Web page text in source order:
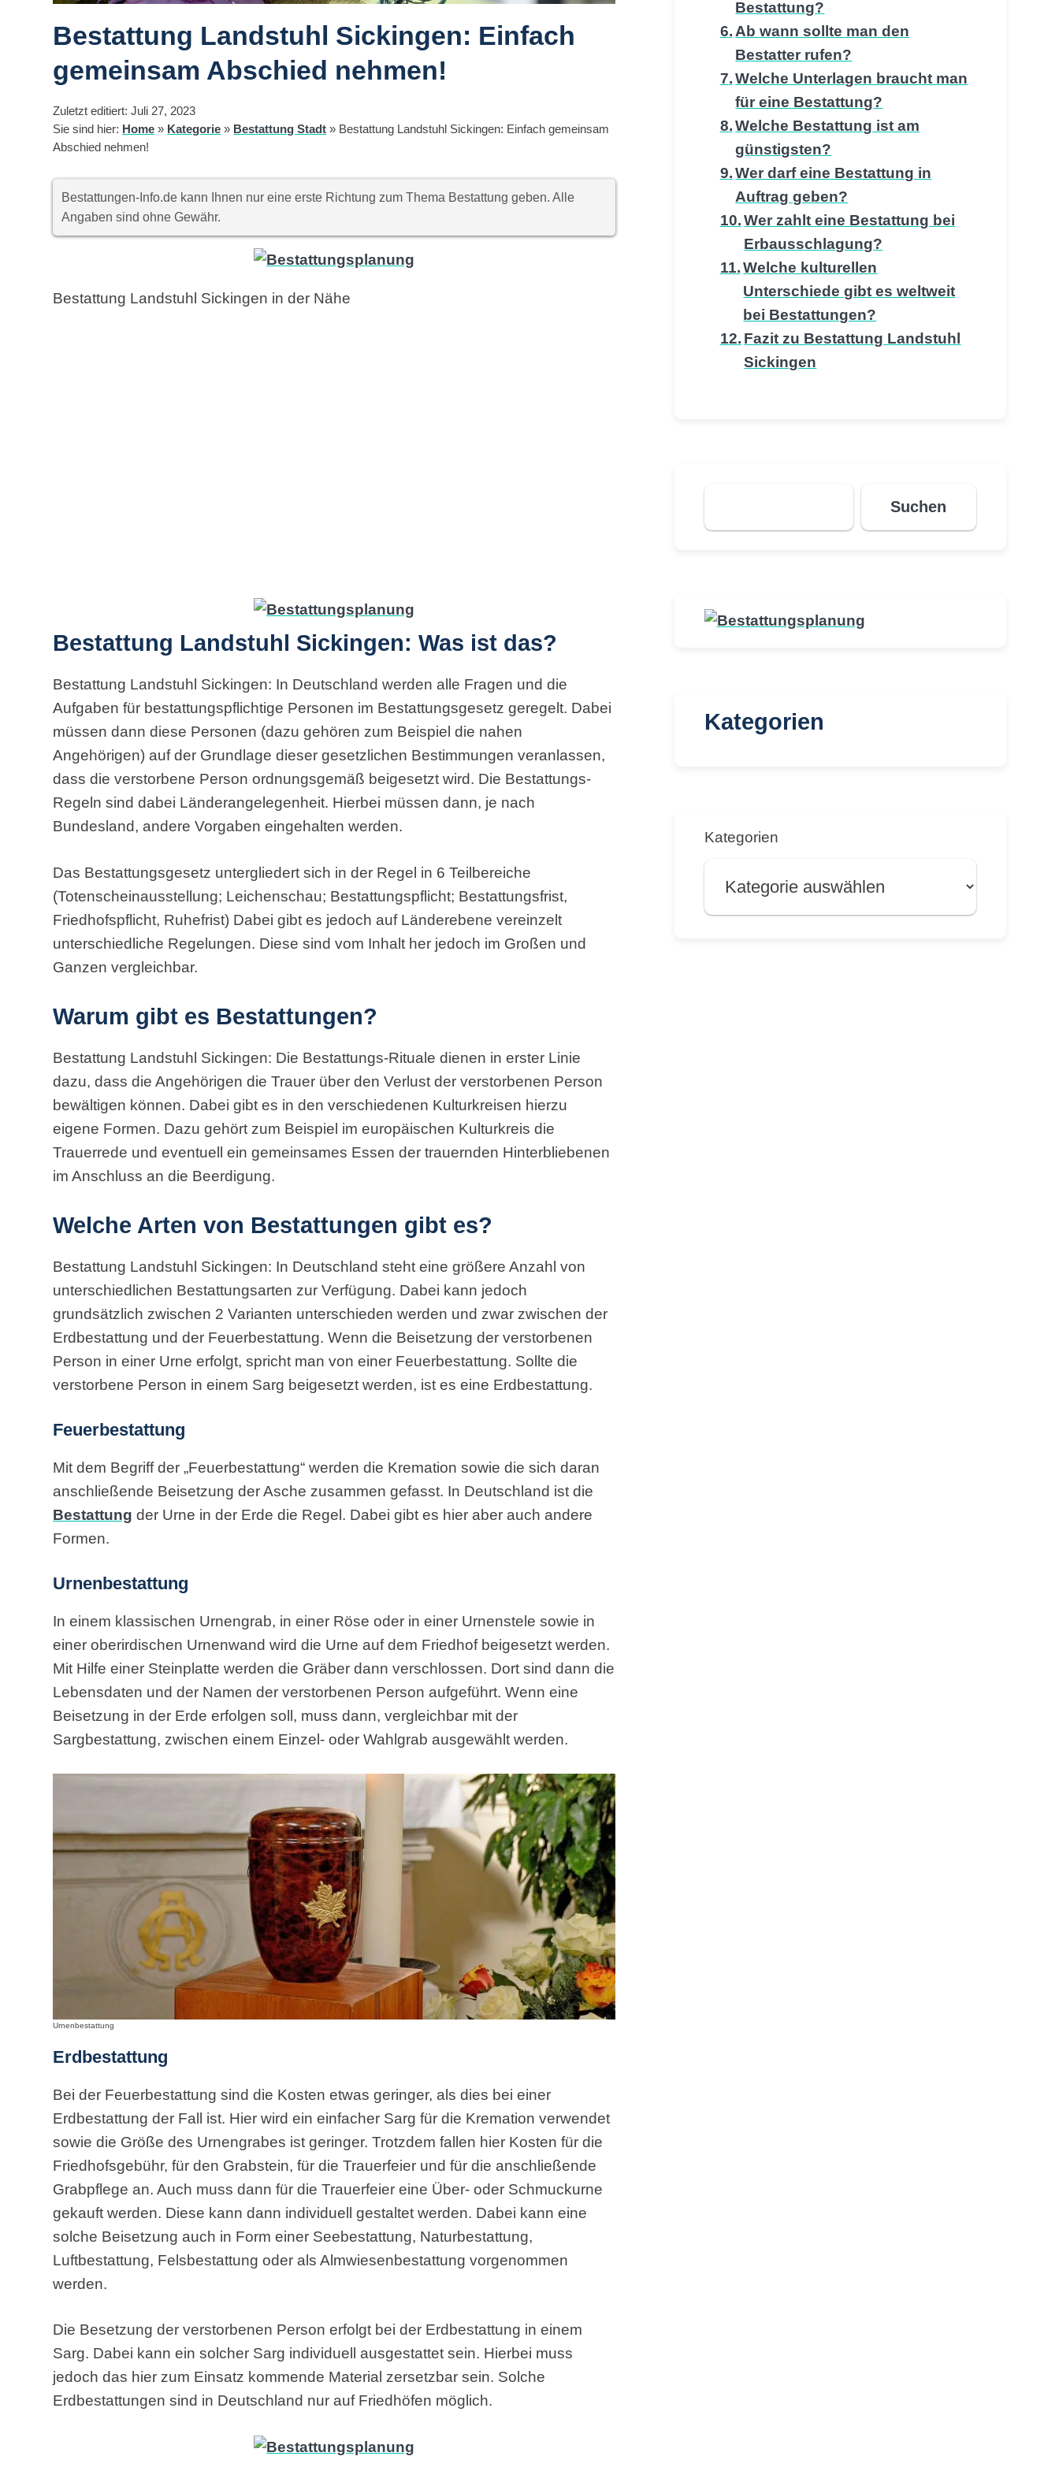
Bestattung Landstuhl Sickingen: Einfach
gemeinsam Abschied nehmen!
Zuletzt editiert: Juli 27, 2023
Sie sind hier: Home » Kategorie » Bestattung Stadt » Bestattung Landstuhl Sickingen: Einfach gemeinsam
Abschied nehmen!
Bestattungen-Info.de kann Ihnen nur eine erste Richtung zum Thema Bestattung geben. Alle
Angaben sind ohne Gewähr.
Bestattung Landstuhl Sickingen in der Nähe
Bestattung Landstuhl Sickingen: Was ist das?
Bestattung Landstuhl Sickingen: In Deutschland werden alle Fragen und die
Aufgaben für bestattungspflichtige Personen im Bestattungsgesetz geregelt. Dabei
müssen dann diese Personen (dazu gehören zum Beispiel die nahen
Angehörigen) auf der Grundlage dieser gesetzlichen Bestimmungen veranlassen,
dass die verstorbene Person ordnungsgemäß beigesetzt wird. Die Bestattungs-
Regeln sind dabei Länderangelegenheit. Hierbei müssen dann, je nach
Bundesland, andere Vorgaben eingehalten werden.
Das Bestattungsgesetz untergliedert sich in der Regel in 6 Teilbereiche
(Totenscheinausstellung; Leichenschau; Bestattungspflicht; Bestattungsfrist,
Friedhofspflicht, Ruhefrist) Dabei gibt es jedoch auf Länderebene vereinzelt
unterschiedliche Regelungen. Diese sind vom Inhalt her jedoch im Großen und
Ganzen vergleichbar.
Warum gibt es Bestattungen?
Bestattung Landstuhl Sickingen: Die Bestattungs-Rituale dienen in erster Linie
dazu, dass die Angehörigen die Trauer über den Verlust der verstorbenen Person
bewältigen können. Dabei gibt es in den verschiedenen Kulturkreisen hierzu
eigene Formen. Dazu gehört zum Beispiel im europäischen Kulturkreis die
Trauerrede und eventuell ein gemeinsames Essen der trauernden Hinterbliebenen
im Anschluss an die Beerdigung.
Welche Arten von Bestattungen gibt es?
Bestattung Landstuhl Sickingen: In Deutschland steht eine größere Anzahl von
unterschiedlichen Bestattungsarten zur Verfügung. Dabei kann jedoch
grundsätzlich zwischen 2 Varianten unterschieden werden und zwar zwischen der
Erdbestattung und der Feuerbestattung. Wenn die Beisetzung der verstorbenen
Person in einer Urne erfolgt, spricht man von einer Feuerbestattung. Sollte die
verstorbene Person in einem Sarg beigesetzt werden, ist es eine Erdbestattung.
Feuerbestattung
Mit dem Begriff der „Feuerbestattung“ werden die Kremation sowie die sich daran
anschließende Beisetzung der Asche zusammen gefasst. In Deutschland ist die
Bestattung der Urne in der Erde die Regel. Dabei gibt es hier aber auch andere
Formen.
Urnenbestattung
In einem klassischen Urnengrab, in einer Röse oder in einer Urnenstele sowie in
einer oberirdischen Urnenwand wird die Urne auf dem Friedhof beigesetzt werden.
Mit Hilfe einer Steinplatte werden die Gräber dann verschlossen. Dort sind dann die
Lebensdaten und der Namen der verstorbenen Person aufgeführt. Wenn eine
Beisetzung in der Erde erfolgen soll, muss dann, vergleichbar mit der
Sargbestattung, zwischen einem Einzel- oder Wahlgrab ausgewählt werden.
Urnenbestattung
Erdbestattung
Bei der Feuerbestattung sind die Kosten etwas geringer, als dies bei einer
Erdbestattung der Fall ist. Hier wird ein einfacher Sarg für die Kremation verwendet
sowie die Größe des Urnengrabes ist geringer. Trotzdem fallen hier Kosten für die
Friedhofsgebühr, für den Grabstein, für die Trauerfeier und für die anschließende
Grabpflege an. Auch muss dann für die Trauerfeier eine Über- oder Schmuckurne
gekauft werden. Diese kann dann individuell gestaltet werden. Dabei kann eine
solche Beisetzung auch in Form einer Seebestattung, Naturbestattung,
Luftbestattung, Felsbestattung oder als Almwiesenbestattung vorgenommen
werden.
Die Besetzung der verstorbenen Person erfolgt bei der Erdbestattung in einem
Sarg. Dabei kann ein solcher Sarg individuell ausgestattet sein. Hierbei muss
jedoch das hier zum Einsatz kommende Material zersetzbar sein. Solche
Erdbestattungen sind in Deutschland nur auf Friedhöfen möglich.
Bestattung?
Ab wann sollte man den
Bestatter rufen?
Welche Unterlagen braucht man
für eine Bestattung?
Welche Bestattung ist am
günstigsten?
Wer darf eine Bestattung in
Auftrag geben?
Wer zahlt eine Bestattung bei
Erbausschlagung?
Welche kulturellen
Unterschiede gibt es weltweit
bei Bestattungen?
Fazit zu Bestattung Landstuhl
Sickingen
Suchen
Suchen
Kategorien
Kategorien